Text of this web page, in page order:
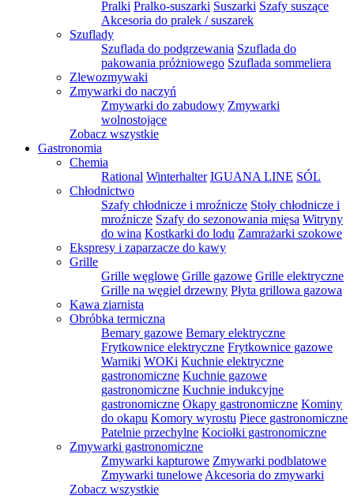
Pralki Pralko-suszarki Suszarki Szafy suszące
Akcesoria do pralek / suszarek
Szuflady
Szuflada do podgrzewania Szuflada do
pakowania próżniowego Szuflada sommeliera
Zlewozmywaki
Zmywarki do naczyń
Zmywarki do zabudowy Zmywarki
wolnostojące
Zobacz wszystkie
Gastronomia
Chemia
Rational Winterhalter IGUANA LINE SÓL
Chłodnictwo
Szafy chłodnicze i mroźnicze Stoły chłodnicze i
mroźnicze Szafy do sezonowania mięsa Witryny
do wina Kostkarki do lodu Zamrażarki szokowe
Ekspresy i zaparzacze do kawy
Grille
Grille węglowe Grille gazowe Grille elektryczne
Grille na węgiel drzewny Płyta grillowa gazowa
Kawa ziarnista
Obróbka termiczna
Bemary gazowe Bemary elektryczne
Frytkownice elektryczne Frytkownice gazowe
Warniki WOKi Kuchnie elektryczne
gastronomiczne Kuchnie gazowe
gastronomiczne Kuchnie indukcyjne
gastronomiczne Okapy gastronomiczne Kominy
do okapu Komory wyrostu Piece gastronomiczne
Patelnie przechylne Kociołki gastronomiczne
Zmywarki gastronomiczne
Zmywarki kapturowe Zmywarki podblatowe
Zmywarki tunelowe Akcesoria do zmywarki
Zobacz wszystkie